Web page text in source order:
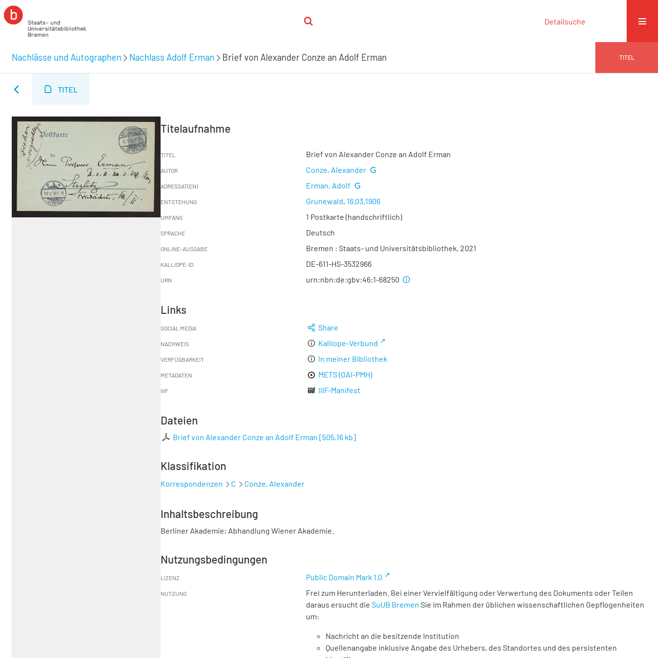
Detailsuche
Nachlässe und Autographen Nachlass Adolf Erman Brief von Alexander Conze an Adolf Erman TITEL
TITEL
Titelaufnahme
TITEL Brief von Alexander Conze an Adolf Erman
AUTOR Conze, Alexander
ADRESSAT(EN) Erman, Adolf
ENTSTEHUNG Grunewald, 16.03.1906
UMFANG 1 Postkarte (handschriftlich)
SPRACHE Deutsch
ONLINE-AUSGABE Bremen : Staats- und Universitätsbibliothek, 2021
KALLIOPE-ID DE-611-HS-3532966
URN urn:nbn:de:gbv:46:1-68250
Links
SOCIAL MEDIA Share
NACHWEIS Kalliope-Verbund
VERFÜGBARKEIT In meiner Bibliothek
METADATEN METS (OAI-PMH)
IIIF IIIF-Manifest
Dateien
Brief von Alexander Conze an Adolf Erman [505,16 kb]
Klassifikation
Korrespondenzen C Conze, Alexander
Inhaltsbeschreibung
Berliner Akademie; Abhandlung Wiener Akademie.
Nutzungsbedingungen
LIZENZ Public Domain Mark 1.0
NUTZUNG
Frei zum Herunterladen. Bei einer Vervielfältigung oder Verwertung des Dokuments oder Teilen
daraus ersucht die SuUB Bremen Sie im Rahmen der üblichen wissenschaftlichen Gepflogenheiten
um:
Nachricht an die besitzende Institution
Quellenangabe inklusive Angabe des Urhebers, des Standortes und des persistenten